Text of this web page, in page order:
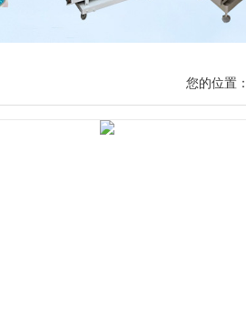
您的位置：